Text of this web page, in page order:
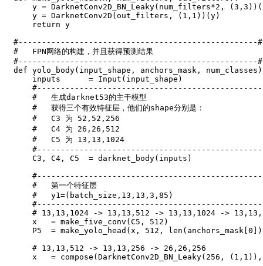
    y
= DarknetConv2D_BN_Leaky( num_filters*2 , ( 3 , 3 ) ) (
    y
= DarknetConv2D ( out_filters , ( 1 , 1 ) ) ( y)
return y
#---------------------------------------------------#
#   FPN网络的构建，并且获得预测结果
#---------------------------------------------------#
def yolo_body( input_shape , anchors_mask , num_classes )
    inputs
= Input ( input_shape )
#   生成darknet53的主干模型
#   获得三个有效特征层，他们的shape分别是：
#   C3 为 52,52,256
#   C4 为 26,26,512
#   C5 为 13,13,1024
    C3
, C4 , C5 = darknet_body( inputs )
#   第一个特征层
#   y1=(batch_size,13,13,3,85)
# 13,13,1024 -> 13,13,512 -> 13,13,1024 ->
    x
= make_five_conv ( C5 , 512 )
    P5
= make_yolo_head ( x , 512 , len ( anchors_mask 0
)
# 13,13,512 -> 13,13,256 -> 26,26,256
    x
= compose ( DarknetConv2D_BN_Leaky( 256 , ( 1 , 1 ) ) ,